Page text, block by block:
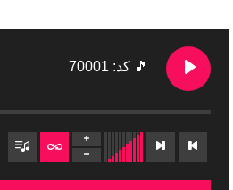
🎵 کد: 70001